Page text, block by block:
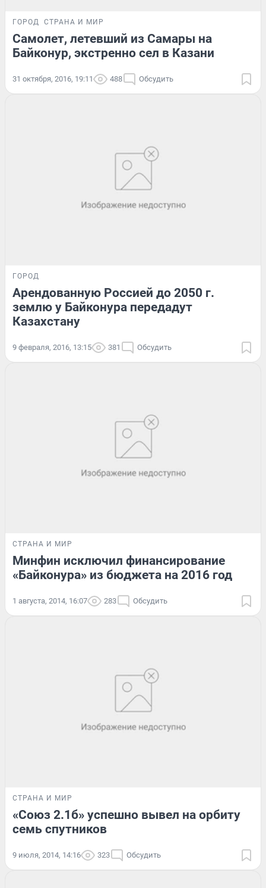
ГОРОД СТРАНА И МИР
Самолет, летевший из Самары на
Байконур, экстренно сел в Казани
31 октября, 2016, 19:11 488 Обсудить
ГОРОД
Арендованную Россией до 2050 г.
землю у Байконура передадут
Казахстану
9 февраля, 2016, 13:15 381 Обсудить
СТРАНА И МИР
Минфин исключил финансирование
«Байконура» из бюджета на 2016 год
1 августа, 2014, 16:07 283 Обсудить
СТРАНА И МИР
«Союз 2.1б» успешно вывел на орбиту
семь спутников
9 июля, 2014, 14:16 323 Обсудить